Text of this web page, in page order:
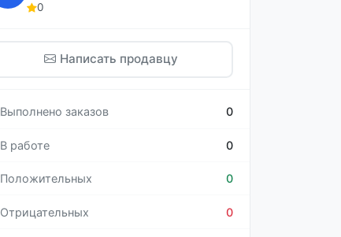
0
Написать продавцу
Выполнено заказов 0
В работе 0
Положительных 0
Отрицательных 0